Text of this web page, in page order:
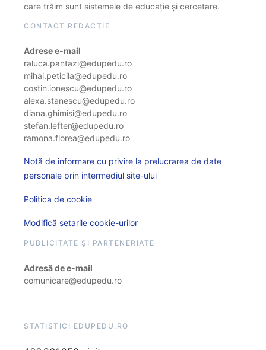
care trăim sunt sistemele de educație și cercetare.
CONTACT REDACȚIE
Adrese e-mail
raluca.pantazi@edupedu.ro
mihai.peticila@edupedu.ro
costin.ionescu@edupedu.ro
alexa.stanescu@edupedu.ro
diana.ghimisi@edupedu.ro
stefan.lefter@edupedu.ro
ramona.florea@edupedu.ro
Notă de informare cu privire la prelucrarea de date
personale prin intermediul site-ului
Politica de cookie
Modifică setarile cookie-urilor
PUBLICITATE ȘI PARTENERIATE
Adresă de e-mail
comunicare@edupedu.ro
STATISTICI EDUPEDU.RO